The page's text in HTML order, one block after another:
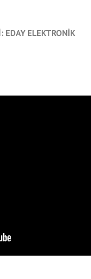
EDAY ELEKTRONİK